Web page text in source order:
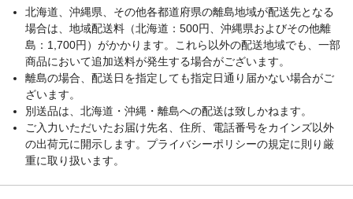
北海道、沖縄県、その他各都道府県の離島地域が配送先となる
場合は、地域配送料（北海道：500円、沖縄県およびその他離
島：1,700円）がかかります。これら以外の配送地域でも、一部
商品において追加送料が発生する場合がございます。
離島の場合、配送日を指定しても指定日通り届かない場合がご
ざいます。
別送品は、北海道・沖縄・離島への配送は致しかねます。
ご入力いただいたお届け先名、住所、電話番号をカインズ以外
の出荷元に開示します。プライバシーポリシーの規定に則り厳
重に取り扱います。